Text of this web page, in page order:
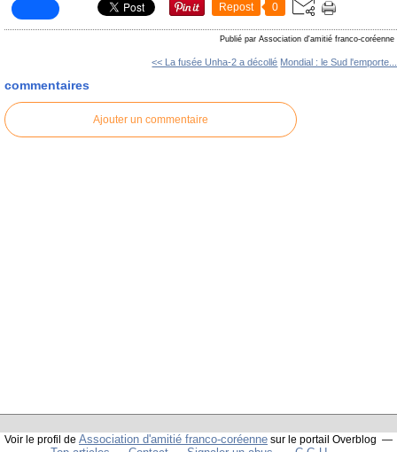
Repost 0
Publié par Association d'amitié franco-coréenne
<< La fusée Unha-2 a décollé Mondial : le Sud
commentaires
Ajouter un commentaire
Voir le profil de Association d'amitié franco-coréenne sur le portail Overblog